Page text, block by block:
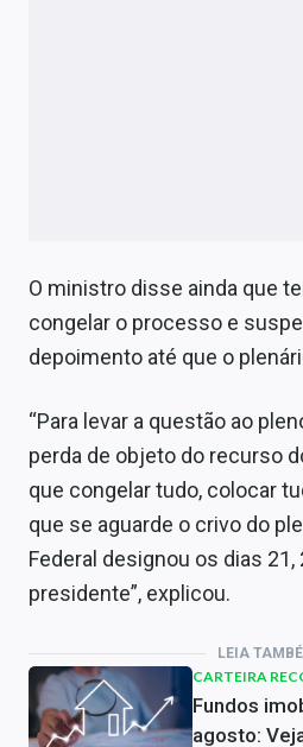
O ministro disse ainda que
congelar o processo e
depoimento até que o
“Para levar a questão ao
perda de objeto do recurso
que congelar tudo, colocar
que se aguarde o crivo do
Federal designou os dias 21,
presidente”, explicou.
LEIA
CARTEIRA
Fundos
agosto: